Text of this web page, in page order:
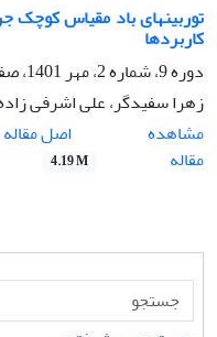
توربینهای باد مقیاس کوچک
کاربردها
دوره 9، شماره 2، مهر 1401، صفحه
زهرا سفیدگر، علی اشرفی
مشاهده
مقاله
اصل مقاله
4.19 M